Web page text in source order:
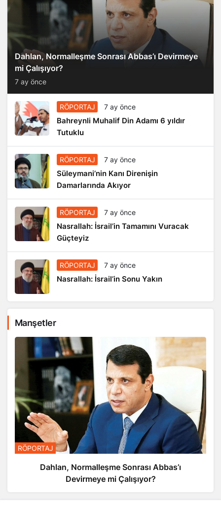
Dahlan, Normalleşme Sonrası Abbas’ı Devirmeye
mi Çalışıyor?
7 ay önce
RÖPORTAJ 7 ay önce
Bahreynli Muhalif Din Adamı 6 yıldır
Tutuklu
RÖPORTAJ 7 ay önce
Süleymani’nin Kanı Direnişin
Damarlarında Akıyor
RÖPORTAJ 7 ay önce
Nasrallah: İsrail’in Tamamını Vuracak
Güçteyiz
RÖPORTAJ 7 ay önce
Nasrallah: İsrail’in Sonu Yakın
Manşetler
RÖPORTAJ
Dahlan, Normalleşme Sonrası Abbas’ı
Devirmeye mi Çalışıyor?